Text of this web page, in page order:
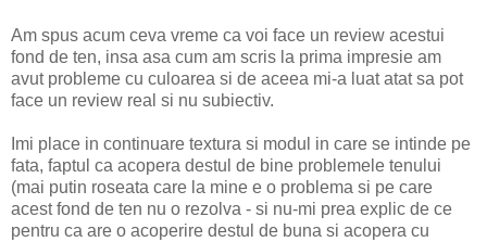
Am spus acum ceva vreme ca voi face un review acestui
fond de ten, insa asa cum am scris la prima impresie am
avut probleme cu culoarea si de aceea mi-a luat atat sa pot
face un review real si nu subiectiv.
Imi place in continuare textura si modul in care se intinde pe
fata, faptul ca acopera destul de bine problemele tenului
(mai putin roseata care la mine e o problema si pe care
acest fond de ten nu o rezolva - si nu-mi prea explic de ce
pentru ca are o acoperire destul de buna si acopera cu